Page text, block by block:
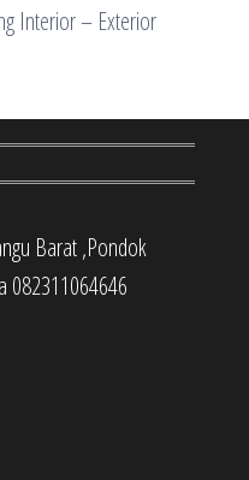
Interior – Exterior
Barat ,Pondok
082311064646